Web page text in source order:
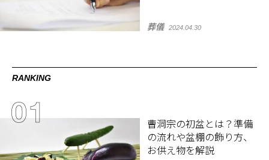
葬儀 2024.04.30
RANKING
曹洞宗の初盆とは？準備
の流れや盆棚の飾り方、
お供え物を解説